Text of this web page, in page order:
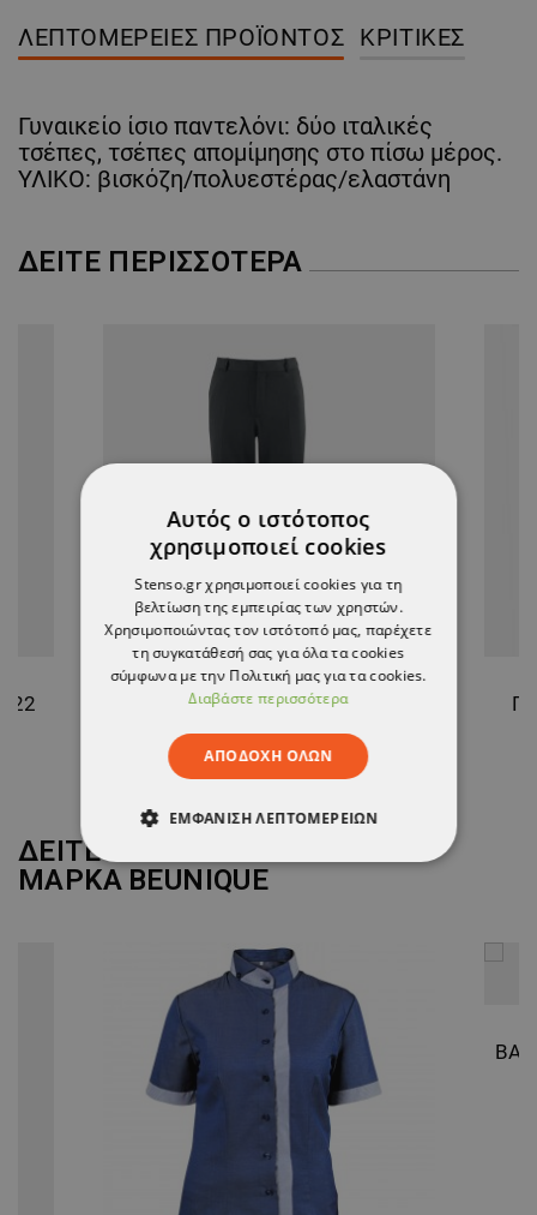
ΛΕΠΤΟΜΈΡΕΙΕΣ ΠΡΟΪΌΝΤΟΣ ΚΡΙΤΙΚΈΣ
Γυναικείο ίσιο παντελόνι: δύο ιταλικές
τσέπες, τσέπες απομίμησης στο πίσω μέρος.
ΥΛΙΚΟ: βισκόζη/πολυεστέρας/ελαστάνη
ΔΕΊΤΕ ΠΕΡΙΣΣΌΤΕΡΑ
Ανδρικό παντελόνι FERARA
56,42 €
ΔΕΙΤΕ ΠΕΡΙΣΣΟΤΕΡΑ ΑΠΟ ΤΗ
ΜΑΡΚΑ BEUNIQUE
Αυτός ο ιστότοπος
χρησιμοποιεί cookies
Stenso.gr χρησιμοποιεί cookies για τη
βελτίωση της εμπειρίας των χρηστών.
Χρησιμοποιώντας τον ιστότοπό μας, παρέχετε
τη συγκατάθεσή σας για όλα τα cookies
σύμφωνα με την Πολιτική μας για τα cookies.
Διαβάστε περισσότερα
ΑΠΟΔΟΧΉ ΌΛΩΝ
ΕΜΦΆΝΙΣΗ ΛΕΠΤΟΜΕΡΕΙΏΝ
ΑΠΟΛΎΤΩΣ ΑΠΑΡΑΊΤΗΤΑ
ΛΕΙΤΟΥΡΓΙΚΌΤΗΤΑΣ
ΜΗ ΤΑΞΙΝΟΜΗΜΈΝΑ